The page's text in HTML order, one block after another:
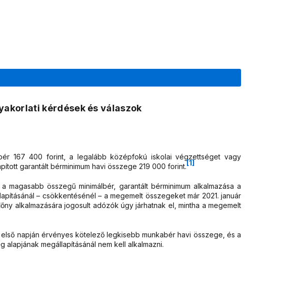
kérdések és válaszok
167 400 forint, a legalább középfokú iskolai végzettséget vagy
garantált bérminimum havi összege 219 000 forint.[1]
összegű minimálbér, garantált bérminimum alkalmazása a
– csökkentésénél – a megemelt összegeket már 2021. január
alkalmazására jogosult adózók úgy járhatnak el, mintha a megemelt
napján érvényes kötelező legkisebb munkabér havi összege, és a
megállapításánál nem kell alkalmazni.